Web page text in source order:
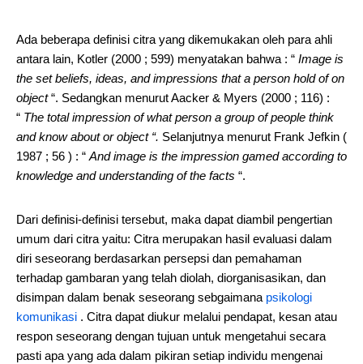
Ada beberapa definisi citra yang dikemukakan oleh para ahli
antara lain, Kotler (2000 ; 599) menyatakan bahwa : “ Image is
the set beliefs, ideas, and impressions that a person hold of on
object“. Sedangkan menurut Aacker & Myers (2000 ; 116) :
“ The total impression of what person a group of people think
and know about or object “. Selanjutnya menurut Frank Jefkin (
1987 ; 56 ) : “ And image is the impression gamed according to
knowledge and understanding of the facts “.
Dari definisi-definisi tersebut, maka dapat diambil pengertian
umum dari citra yaitu: Citra merupakan hasil evaluasi dalam
diri seseorang berdasarkan persepsi dan pemahaman
terhadap gambaran yang telah diolah, diorganisasikan, dan
disimpan dalam benak seseorang sebgaimana psikologi
komunikasi . Citra dapat diukur melalui pendapat, kesan atau
respon seseorang dengan tujuan untuk mengetahui secara
pasti apa yang ada dalam pikiran setiap individu mengenai